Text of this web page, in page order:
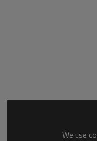
We use